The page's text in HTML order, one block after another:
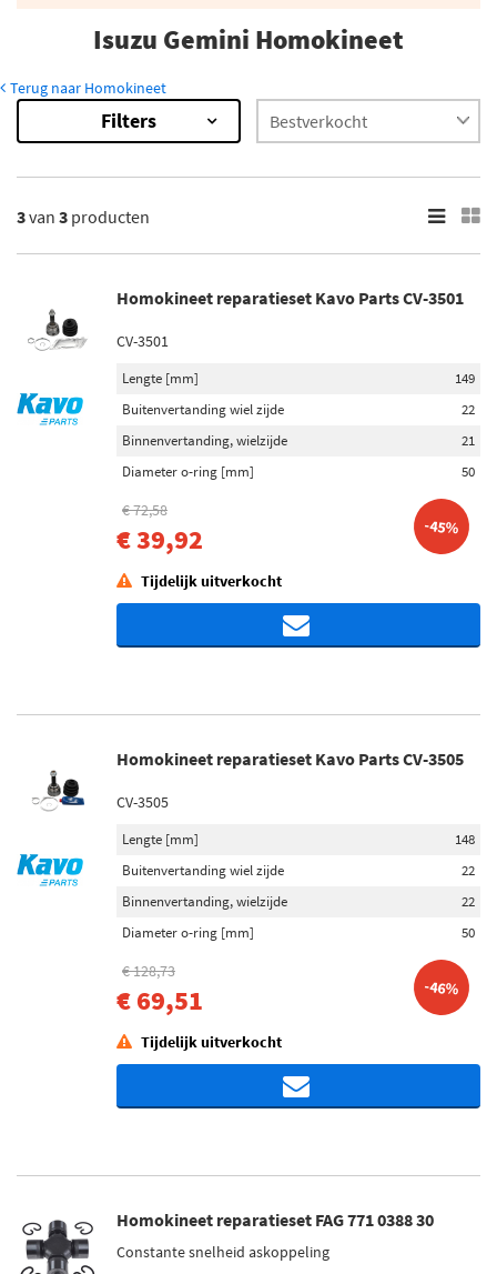
Isuzu Gemini Homokineet
Terug naar Homokineet
Resultaten
×
Kavo Parts (2)
Filters
3van 3 producten
Homokineet reparatieset Kavo Parts CV-3501
CV-3501
Lengte [mm]
149
Buitenvertanding wiel zijde
22
Binnenvertanding, wielzijde
21
Diameter o-ring [mm]
50
€ 72,58
€ 39,92 -45%
Tijdelijk uitverkocht
Homokineet reparatieset Kavo Parts CV-3505
CV-3505
Lengte [mm]
148
Buitenvertanding wiel zijde
22
Binnenvertanding, wielzijde
22
Diameter o-ring [mm]
50
€ 128,73
€ 69,51 -46%
Tijdelijk uitverkocht
Homokineet reparatieset FAG 771 0388 30
Constante snelheid askoppeling